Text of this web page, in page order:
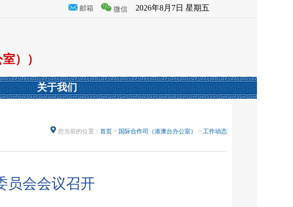
邮箱 微信 2026年8月7日 星期五
））
关于我们
您当前的位置： 首页 > 国际合作司（港澳台办公室） > 工作动态
员会会议召开